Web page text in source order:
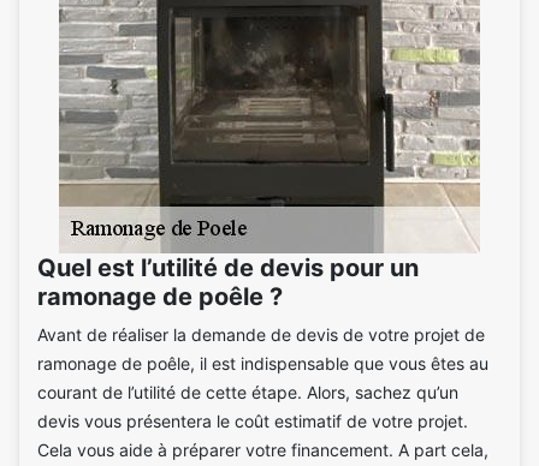
Quel est l’utilité de devis pour un
ramonage de poêle ?
Avant de réaliser la demande de devis de votre projet de
ramonage de poêle, il est indispensable que vous êtes au
courant de l’utilité de cette étape. Alors, sachez qu’un
devis vous présentera le coût estimatif de votre projet.
Cela vous aide à préparer votre financement. A part cela,